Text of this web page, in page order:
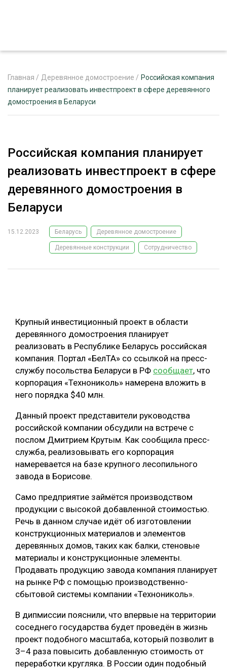
ЖУРНАЛ «ЛЕСНОЙ КОМПЛЕКС»
ЛЕСНОЕ ХОЗЯЙСТВО
ОБРАБОТКА ДРЕВЕСИНЫ
ПРОИЗВОДСТВО ДРЕВЕСНЫХ ПЛИТ
ЦБП
КОМПЛЕКСНАЯ ПЕРЕРАБОТКА
ЛЕСОПИЛЕНИЕ
ДЕРЕВЯННОЕ ДОМОСТРОЕНИЕ
БЕЗОПАСНОЕ ПРОИЗВОДСТВО
СОРТИРОВКА ДРЕВЕСИНЫ
СУШКА ДРЕВЕСИНЫ
ПОДБОРКИ СТАТЕЙ
ЭКСПЕРТНОЕ МНЕНИЕ
Главная / Деревянное домостроение / Российская компания
планирует реализовать инвестпроект в сфере деревянного
домостроения в Беларуси
Российская компания планирует
реализовать инвестпроект в сфере
деревянного домостроения в
Беларуси
15.12.2023 Беларусь Деревянное домостроение
Деревянные конструкции Сотрудничество
Крупный инвестиционный проект в области
деревянного домостроения планирует
реализовать в Республике Беларусь российская
компания. Портал «БелТА» со ссылкой на пресс-
службу посольства Беларуси в РФ сообщает, что
корпорация «Технониколь» намерена вложить в
него порядка $40 млн.
Данный проект представители руководства
российской компании обсудили на встрече с
послом Дмитрием Крутым. Как сообщила пресс-
служба, реализовывать его корпорация
намеревается на базе крупного лесопильного
завода в Борисове.
Само предприятие займётся производством
продукции с высокой добавленной стоимостью.
Речь в данном случае идёт об изготовлении
конструкционных материалов и элементов
деревянных домов, таких как балки, стеновые
материалы и конструкционные элементы.
Продавать продукцию завода компания планирует
на рынке РФ с помощью производственно-
сбытовой системы компании «Технониколь».
В дипмиссии пояснили, что впервые на территории
соседнего государства будет проведён в жизнь
проект подобного масштаба, который позволит в
3–4 раза повысить добавленную стоимость от
переработки кругляка. В России один подобный